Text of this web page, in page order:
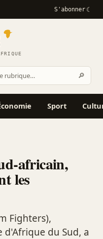
S'abonner
🔎
Sport
africain,
les
Fighters),
du Sud, a